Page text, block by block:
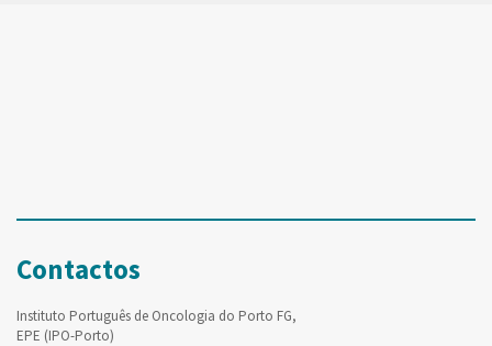
Contactos
Instituto Português de Oncologia do Porto FG,
EPE (IPO-Porto)